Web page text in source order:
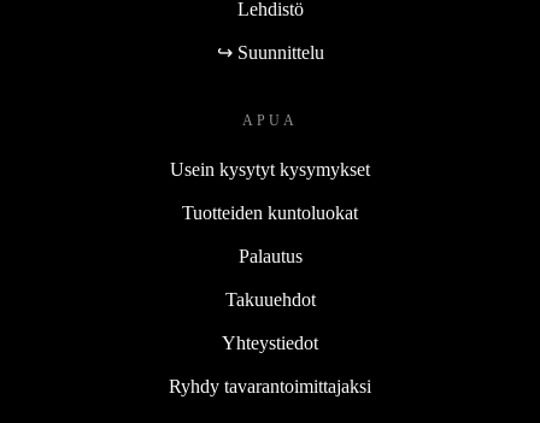
Lehdistö
↪ Suunnittelu
APUA
Usein kysytyt kysymykset
Tuotteiden kuntoluokat
Palautus
Takuuehdot
Yhteystiedot
Ryhdy tavarantoimittajaksi